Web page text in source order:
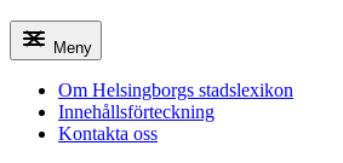
Meny
Om Helsingborgs stadslexikon
Innehållsförteckning
Kontakta oss